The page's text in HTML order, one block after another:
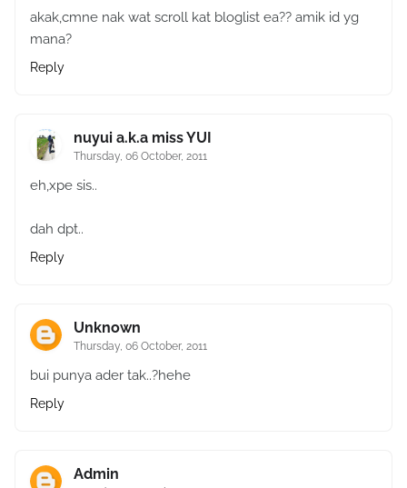
akak,cmne nak wat scroll kat bloglist ea?? amik id yg
mana?
Reply
nuyui a.k.a miss YUI
Thursday, 06 October, 2011
eh,xpe sis..
dah dpt..
Reply
Unknown
Thursday, 06 October, 2011
bui punya ader tak..?hehe
Reply
Admin